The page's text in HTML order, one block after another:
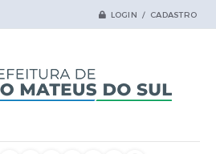
LOGIN / CADASTRO